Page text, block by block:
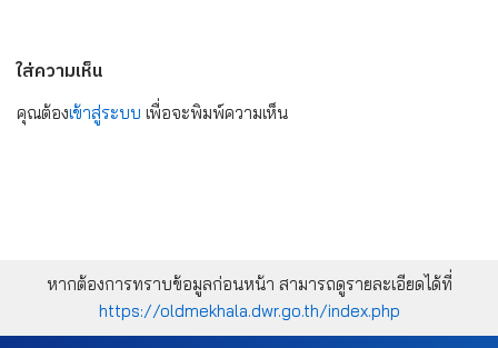
ใส่ความเห็น
คุณต้องเข้าสู่ระบบ เพื่อจะพิมพ์ความเห็น
หากต้องการทราบข้อมูลก่อนหน้า สามารถดูรายละเอียดได้ที่
https://oldmekhala.dwr.go.th/index.php